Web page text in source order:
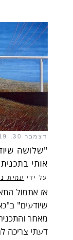
דצמבר 30, 2019
"שלושה
אותי בתכנית
על ידי עמית
אז אתמול
שיודעים"
דעתי צריכה